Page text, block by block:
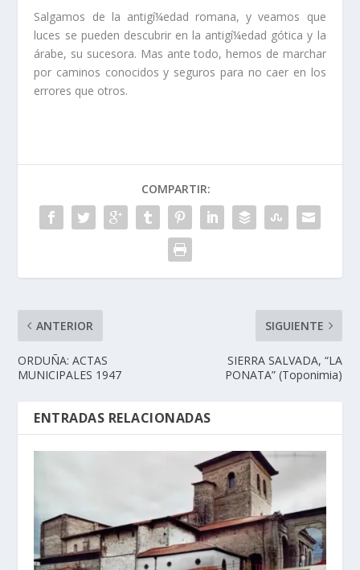
Salgamos de la antigí¼edad romana, y veamos que
luces se pueden descubrir en la antigí¼edad gótica y la
árabe, su sucesora. Mas ante todo, hemos de marchar
por caminos conocidos y seguros para no caer en los
errores que otros.
COMPARTIR:
ANTERIOR
ORDUÑA: ACTAS
MUNICIPALES 1947
SIGUIENTE
SIERRA SALVADA, “LA
PONATA” (Toponimia)
ENTRADAS RELACIONADAS